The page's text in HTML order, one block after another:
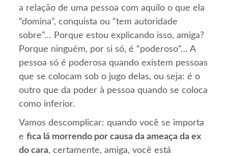
a relação de uma pessoa com aquilo o que ela
“domina”, conquista ou “tem autoridade
sobre”… Porque estou explicando isso, amiga?
Porque ninguém, por si só, é “poderoso”… A
pessoa só é poderosa quando existem pessoas
que se colocam sob o jugo delas, ou seja: é o
outro que da poder à pessoa quando se coloca
como inferior.
Vamos descomplicar: quando você se importa
efica lá morrendo por causa da ameaça da ex
do cara, certamente, amiga, você está